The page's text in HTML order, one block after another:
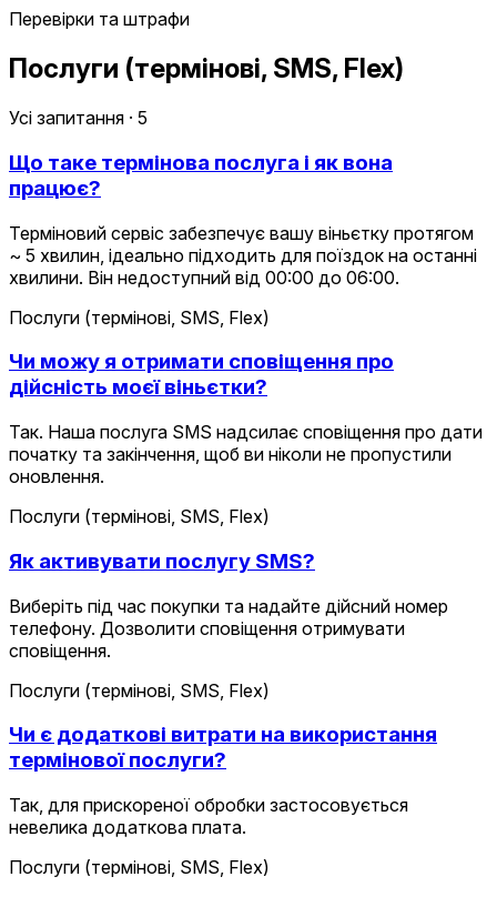
Перевірки та штрафи
Послуги (термінові, SMS, Flex)
Усі запитання · 5
Що таке термінова послуга і як вона
працює?
Терміновий сервіс забезпечує вашу віньєтку протягом
~ 5 хвилин, ідеально підходить для поїздок на останні
хвилини. Він недоступний від 00:00 до 06:00.
Послуги (термінові, SMS, Flex)
Чи можу я отримати сповіщення про
дійсність моєї віньєтки?
Так. Наша послуга SMS надсилає сповіщення про дати
початку та закінчення, щоб ви ніколи не пропустили
оновлення.
Послуги (термінові, SMS, Flex)
Як активувати послугу SMS?
Виберіть під час покупки та надайте дійсний номер
телефону. Дозволити сповіщення отримувати
сповіщення.
Послуги (термінові, SMS, Flex)
Чи є додаткові витрати на використання
термінової послуги?
Так, для прискореної обробки застосовується
невелика додаткова плата.
Послуги (термінові, SMS, Flex)